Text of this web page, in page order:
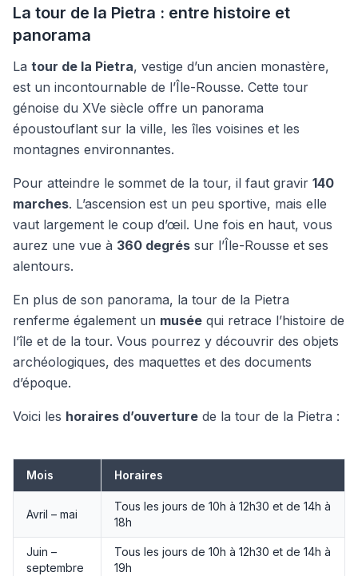
La tour de la Pietra : entre histoire et
panorama
La tour de la Pietra, vestige d’un ancien monastère,
est un incontournable de l’Île-Rousse. Cette tour
génoise du XVe siècle offre un panorama
époustouflant sur la ville, les îles voisines et les
montagnes environnantes.
Pour atteindre le sommet de la tour, il faut gravir 140
marches. L’ascension est un peu sportive, mais elle
vaut largement le coup d’œil. Une fois en haut, vous
aurez une vue à 360 degrés sur l’Île-Rousse et ses
alentours.
En plus de son panorama, la tour de la Pietra
renferme également un musée qui retrace l’histoire de
l’île et de la tour. Vous pourrez y découvrir des objets
archéologiques, des maquettes et des documents
d’époque.
Voici les horaires d’ouverture de la tour de la Pietra :
Mois Horaires
Avril – mai
Tous les jours de 10h à 12h30 et de 14h à
18h
Juin –
septembre
Tous les jours de 10h à 12h30 et de 14h à
19h